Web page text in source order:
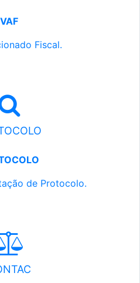
VAF
Fiscal.
de Protocolo.